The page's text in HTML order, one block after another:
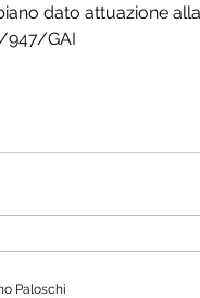
dato attuazione
947/GAI
Paloschi